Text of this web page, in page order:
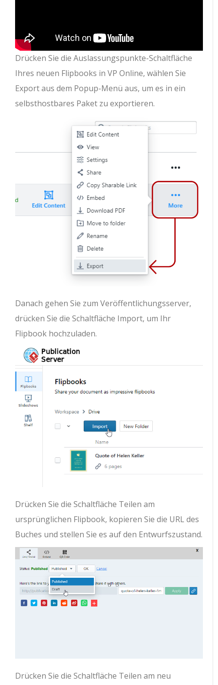
Drücken Sie die Auslassungspunkte-Schaltfläche
Ihres neuen Flipbooks in VP Online, wählen Sie
Export aus dem Popup-Menü aus, um es in ein
selbsthostbares Paket zu exportieren.
Danach gehen Sie zum Veröffentlichungsserver,
drücken Sie die Schaltfläche Import, um Ihr
Flipbook hochzuladen.
Drücken Sie die Schaltfläche Teilen am
ursprünglichen Flipbook, kopieren Sie die URL des
Buches und stellen Sie es auf den Entwurfszustand.
Drücken Sie die Schaltfläche Teilen am neu